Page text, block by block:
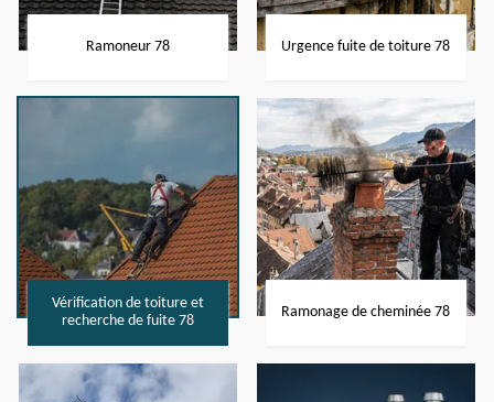
Ramoneur 78 Urgence fuite de toiture 78
Vérification de toiture et
recherche de fuite 78
Ramonage de cheminée 78